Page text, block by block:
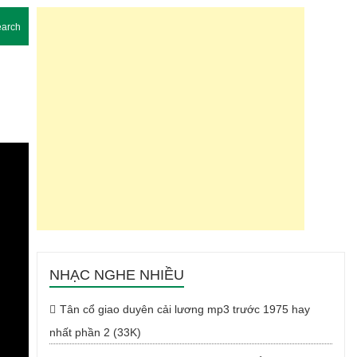
NHẠC NGHE NHIỀU
Tân cổ giao duyên cải lương mp3 trước 1975 hay
nhất phần 2 (33K)